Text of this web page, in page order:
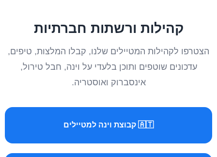
קהילות ורשתות חברתיות
הצטרפו לקהילות המטיילים שלנו, קבלו המלצות, טיפים,
עדכונים שוטפים ותוכן בלעדי על וינה, חבל טירול,
אינסברוק ואוסטריה.
🇦🇹 קבוצת וינה למטיילים